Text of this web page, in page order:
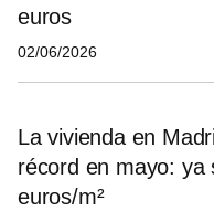
euros
02/06/2026
La vivienda en
récord en mayo: ya
euros/m²